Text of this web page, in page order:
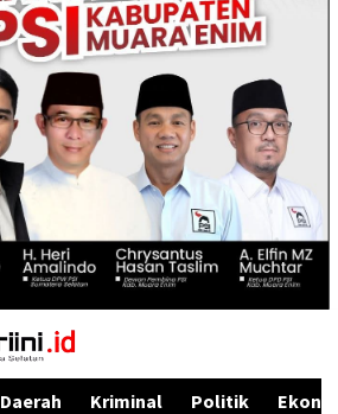
Daerah Kriminal Politik